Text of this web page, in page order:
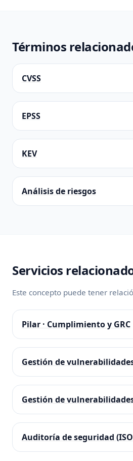
Términos
CVSS
EPSS
KEV
Análisis de riesgos
Servicios
Este concepto puede tener
Pilar · Cumplimiento y GRC
Gestión de
Gestión de
Auditoría de seguridad (ISO